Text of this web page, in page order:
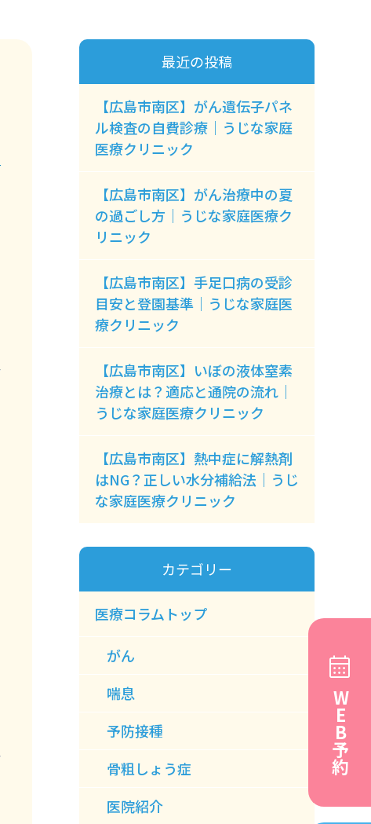
最近の投稿
【広島市南区】がん遺伝子パネ
ル検査の自費診療｜うじな家庭
医療クリニック
【広島市南区】がん治療中の夏
の過ごし方｜うじな家庭医療ク
リニック
【広島市南区】手足口病の受診
目安と登園基準｜うじな家庭医
療クリニック
【広島市南区】いぼの液体窒素
治療とは？適応と通院の流れ｜
うじな家庭医療クリニック
【広島市南区】熱中症に解熱剤
はNG？正しい水分補給法｜うじ
な家庭医療クリニック
カテゴリー
医療コラムトップ
がん
喘息
予防接種
骨粗しょう症
医院紹介
WEB予約